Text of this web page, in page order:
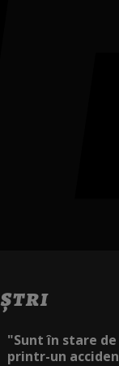
"Sunt în stare
printr-un